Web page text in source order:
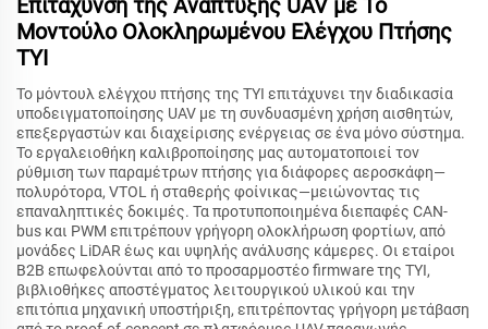
Επιτάχυνση της Ανάπτυξης UAV με Το
Μοντούλο Ολοκληρωμένου Ελέγχου Πτήσης
TYI
Το μόντουλ ελέγχου πτήσης της TYI επιτάχυνει την διαδικασία
υποδειγματοποίησης UAV με τη συνδυασμένη χρήση αισθητών,
επεξεργαστών και διαχείρισης ενέργειας σε ένα μόνο σύστημα.
Το εργαλειοθήκη καλιβροποίησης μας αυτοματοποιεί τον
ρύθμιση των παραμέτρων πτήσης για διάφορες αεροσκάφη—
πολυρότορα, VTOL ή σταθερής φοίνικας—μειώνοντας τις
επαναληπτικές δοκιμές. Τα προτυποποιημένα διεπαφές CAN-
bus και PWM επιτρέπουν γρήγορη ολοκλήρωση φορτίων, από
μονάδες LiDAR έως και υψηλής ανάλυσης κάμερες. Οι εταίροι
B2B επωφελούνται από το προσαρμοστέο firmware της TYI,
βιβλιοθήκες αποστέγματος λειτουργικού υλικού και την
επιτόπια μηχανική υποστήριξη, επιτρέποντας γρήγορη μετάβαση